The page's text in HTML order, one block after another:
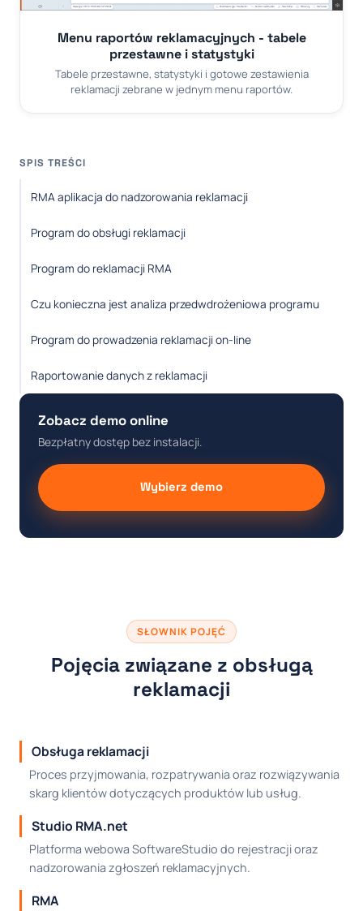
Menu raportów reklamacyjnych - tabele
przestawne i statystyki
Tabele przestawne, statystyki i gotowe zestawienia
reklamacji zebrane w jednym menu raportów.
SPIS TREŚCI
RMA aplikacja do nadzorowania reklamacji
Program do obsługi reklamacji
Program do reklamacji RMA
Czu konieczna jest analiza przedwdrożeniowa programu
Program do prowadzenia reklamacji on-line
Raportowanie danych z reklamacji
Zobacz demo online
Bezpłatny dostęp bez instalacji.
Wybierz demo
SŁOWNIK POJĘĆ
Pojęcia związane z obsługą
reklamacji
Obsługa reklamacji
Proces przyjmowania, rozpatrywania oraz rozwiązywania
skarg klientów dotyczących produktów lub usług.
Studio RMA.net
Platforma webowa SoftwareStudio do rejestracji oraz
nadzorowania zgłoszeń reklamacyjnych.
RMA